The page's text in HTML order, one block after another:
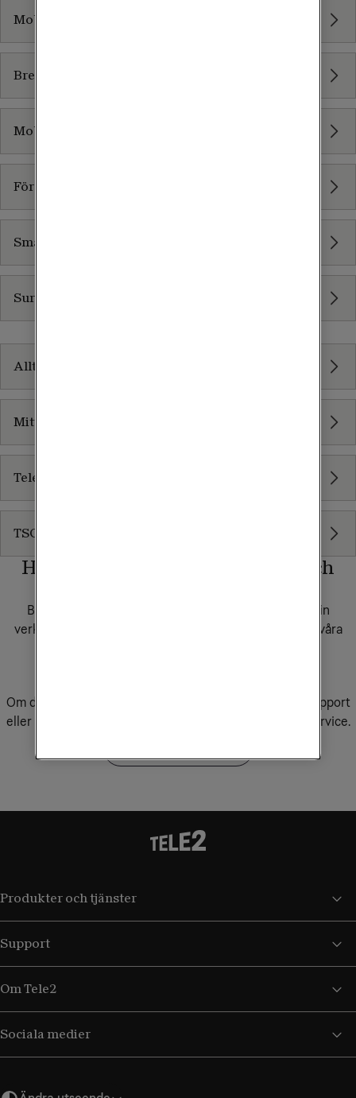
Mobilt bredband 5G - mindre företag
Bredband via fiber
Mobilabonnemang
Företagstelefoner
Smartwatches
Surfplattor
Allt inom Självservicetjänster
Mitt Tele2 Företag
Tele2 Service Online (TSO)
TSO - Mina sidor
Har du frågor om våra tjänster och
Behöver du rådgivning för att hitta rätt lösning för din
verksamhet? Boka tid för möte med säljare i någon av våra
Om du redan är kund hos Tele2 Företag och behöver support
eller service för dina tjänster ber vi dig kontakta kundservice.
Produkter och tjänster
Support
Om Tele2
Sociala medier